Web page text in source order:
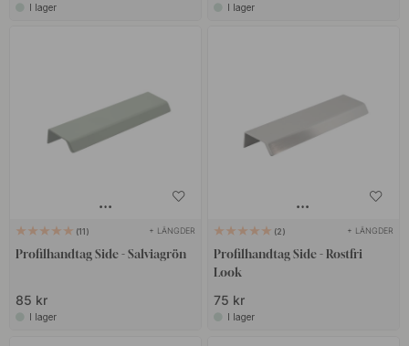
I lager I lager
11 + LÄNGDER
Profilhandtag Side - Salviagrön
85 kr
I lager
2 + LÄNGDER
Profilhandtag Side - Rostfri
Look
75 kr
I lager